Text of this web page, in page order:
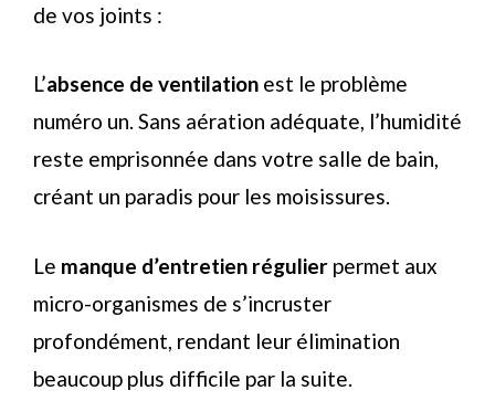
de vos joints :
L’absence de ventilation est le problème
numéro un. Sans aération adéquate, l’humidité
reste emprisonnée dans votre salle de bain,
créant un paradis pour les moisissures.
Le manque d’entretien régulier permet aux
micro-organismes de s’incruster
profondément, rendant leur élimination
beaucoup plus difficile par la suite.